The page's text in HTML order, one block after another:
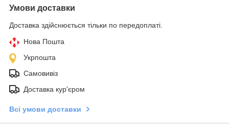
Умови доставки
Доставка здійснюється тільки по передоплаті.
Нова Пошта
Укрпошта
Самовивіз
Доставка кур'єром
Всі умови доставки